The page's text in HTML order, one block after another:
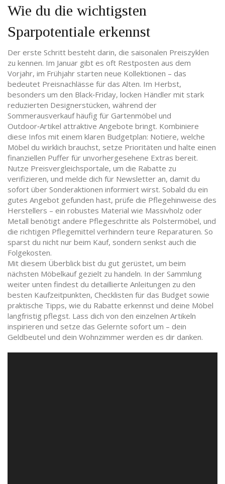
Wie du die wichtigsten
Sparpotentiale erkennst
Der erste Schritt besteht darin, die saisonalen Preiszyklen
zu kennen. Im Januar gibt es oft Restposten aus dem
Vorjahr, im Frühjahr starten neue Kollektionen – das
bedeutet Preisnachlässe für das Alten. Im Herbst,
besonders um den Black‑Friday, locken Händler mit stark
reduzierten Designerstücken, während der
Sommerausverkauf häufig für Gartenmöbel und
Outdoor‑Artikel attraktive Angebote bringt. Kombiniere
diese Infos mit einem klaren Budgetplan: Notiere, welche
Möbel du wirklich brauchst, setze Prioritäten und halte einen
finanziellen Puffer für unvorhergesehene Extras bereit.
Nutze Preisvergleichsportale, um die Rabatte zu
verifizieren, und melde dich für Newsletter an, damit du
sofort über Sonderaktionen informiert wirst. Sobald du ein
gutes Angebot gefunden hast, prüfe die Pflegehinweise des
Herstellers – ein robustes Material wie Massivholz oder
Metall benötigt andere Pflegeschritte als Polstermöbel, und
die richtigen Pflegemittel verhindern teure Reparaturen. So
sparst du nicht nur beim Kauf, sondern senkst auch die
Folgekosten.
Mit diesem Überblick bist du gut gerüstet, um beim
nächsten Möbelkauf gezielt zu handeln. In der Sammlung
weiter unten findest du detaillierte Anleitungen zu den
besten Kaufzeitpunkten, Checklisten für das Budget sowie
praktische Tipps, wie du Rabatte erkennst und deine Möbel
langfristig pflegst. Lass dich von den einzelnen Artikeln
inspirieren und setze das Gelernte sofort um – dein
Geldbeutel und dein Wohnzimmer werden es dir danken.